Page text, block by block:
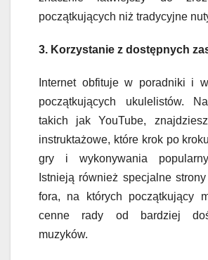
początkujących niż tradycyjne
3. Korzystanie z dostępnych
Internet obfituje w poradniki i
początkujących ukulelistów.
takich jak YouTube,
instruktażowe, które krok po
gry i wykonywania
Istnieją również specjalne
fora, na których początkujący
cenne rady od bardziej
muzyków.